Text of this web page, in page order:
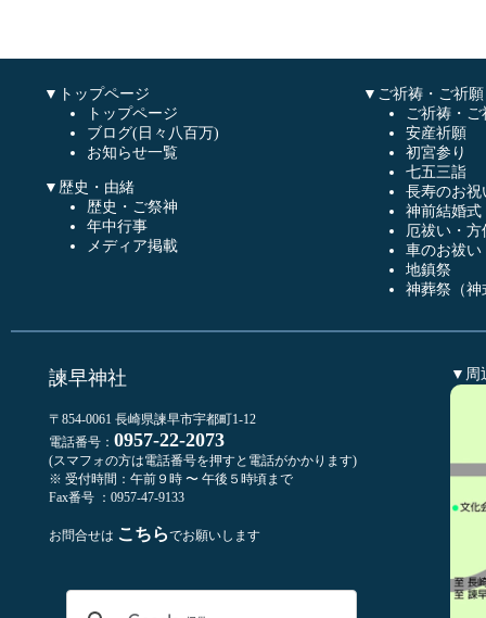
▼トップページ
トップページ
ブログ(日々八百万)
お知らせ一覧
▼歴史・由緒
歴史・ご祭神
年中行事
メディア掲載
▼ご祈祷・ご祈願
ご祈祷・ご
安産祈願
初宮参り
七五三詣
長寿のお祝
神前結婚式
厄祓い・方
車のお祓い
地鎮祭
神葬祭（神
諫早神社
〒854-0061 長崎県諫早市宇都町1-12
電話番号： 0957-22-2073
(スマフォの方は電話番号を押すと電話がかかります)
※ 受付時間：午前９時 〜 午後５時頃まで
Fax番号 ：0957-47-9133
お問合せは こちらでお願いします
▼周